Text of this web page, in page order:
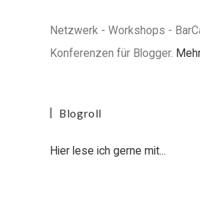
Netzwerk - Workshops -
Konferenzen für Blogger.
Blogroll
Hier lese ich gerne mit...